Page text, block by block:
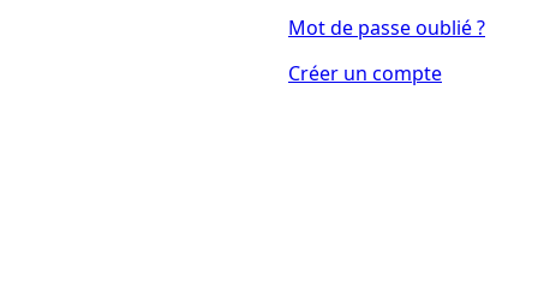
Mot de passe oublié ?
Créer un compte